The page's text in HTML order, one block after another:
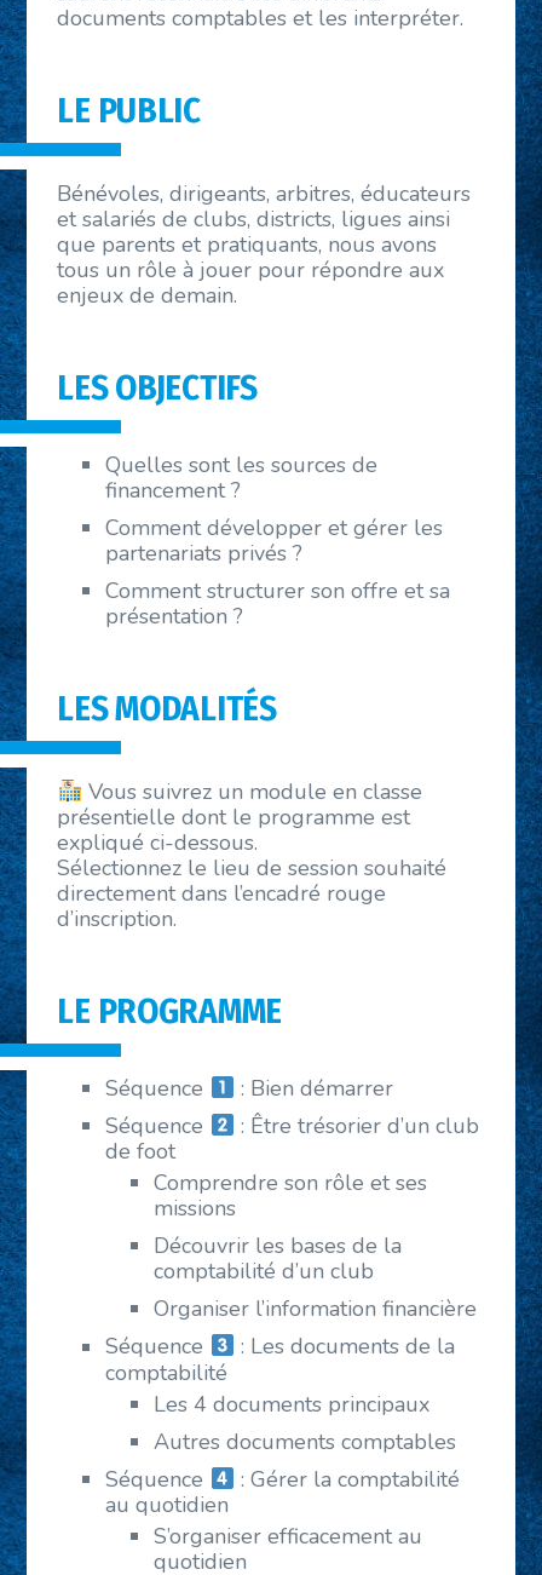
documents comptables et les interpréter.
LE PUBLIC
Bénévoles, dirigeants, arbitres, éducateurs
et salariés de clubs, districts, ligues ainsi
que parents et pratiquants, nous avons
tous un rôle à jouer pour répondre aux
enjeux de demain.
LES OBJECTIFS
Quelles sont les sources de
financement ?
Comment développer et gérer les
partenariats privés ?
Comment structurer son offre et sa
présentation ?
LES MODALITÉS
Vous suivrez un module en classe
présentielle dont le programme est
expliqué ci-dessous.
Sélectionnez le lieu de session souhaité
directement dans l’encadré rouge
d’inscription.
LE PROGRAMME
Séquence
: Bien démarrer
Séquence
: Être trésorier d’un club
de foot
Comprendre son rôle et ses
missions
Découvrir les bases de la
comptabilité d’un club
Organiser l’information financière
Séquence
: Les documents de la
comptabilité
Les 4 documents principaux
Autres documents comptables
Séquence
: Gérer la comptabilité
au quotidien
S’organiser efficacement au
quotidien